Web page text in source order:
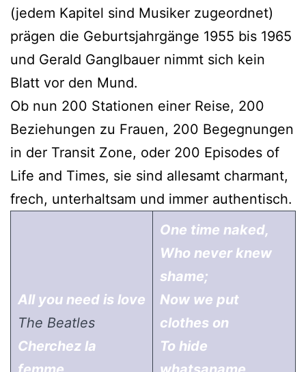
(jedem Kapitel sind Musiker zugeordnet)
prägen die Geburtsjahrgänge 1955 bis 1965
und Gerald Ganglbauer nimmt sich kein
Blatt vor den Mund.
Ob nun 200 Stationen einer Reise, 200
Beziehungen zu Frauen, 200 Begegnungen
in der Transit Zone, oder 200 Episodes of
Life and Times, sie sind allesamt charmant,
frech, unterhaltsam und immer authentisch.
All you need is love
The Beatles
Cherchez la
One time naked,
Who never knew
shame;
Now we put
clothes on
To hide